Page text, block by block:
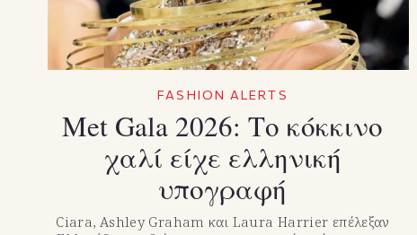
FASHION ALERTS
Met Gala 2026: Το κόκκινο
χαλί είχε ελληνική
υπογραφή
Ciara, Ashley Graham και Laura Harrier επέλεξαν